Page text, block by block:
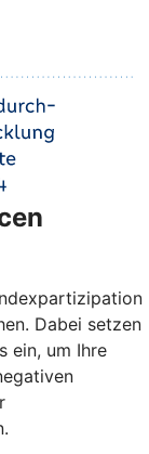
Dabei setzen
ein, um Ihre